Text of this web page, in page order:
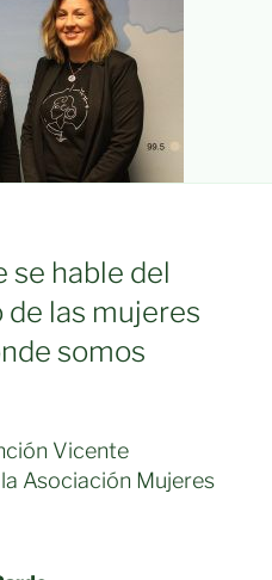
se hable del
las mujeres
somos
Vicente
Asociación Mujeres